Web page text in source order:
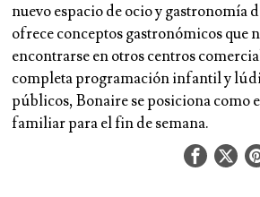
nuevo espacio de ocio y gastronomía
ofrece conceptos gastronómicos que
encontrarse en otros centros
completa programación infantil y
públicos, Bonaire se posiciona como
familiar para el fin de semana.